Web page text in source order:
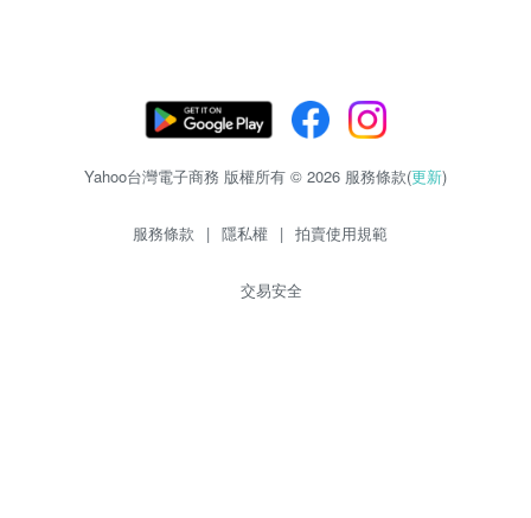
Yahoo台灣電子商務 版權所有 © 2026 服務條款(更新)
服務條款 | 隱私權 | 拍賣使用規範
交易安全